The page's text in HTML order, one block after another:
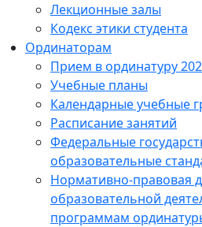
Лекционные залы
Кодекс этики студента
Ординаторам
Прием в ординатуру
Учебные планы
Календарные учебные
Расписание занятий
Федеральные
образовательные
Нормативно-правовая
образовательной
программам